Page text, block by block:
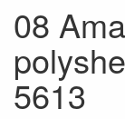
08
5613